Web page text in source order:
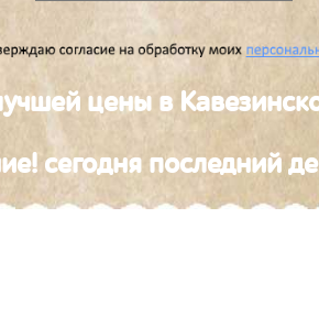
цены в
сегодня последний